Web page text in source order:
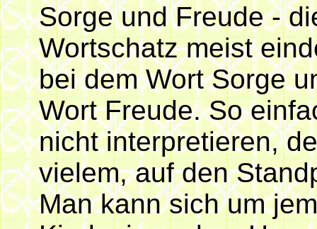
Sorge und Freude -
Wortschatz meist
bei dem Wort Sorge
Wort Freude. So
nicht interpretieren,
vielem, auf den
Man kann sich um